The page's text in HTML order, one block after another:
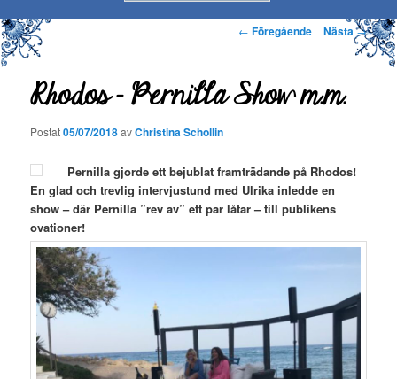
Inläggsnavigering
← Föregående Nästa→
Rhodos – Pernilla Show m.m.
Postat05/07/2018avChristina Schollin
Pernilla gjorde ett bejublat framträdande på Rhodos!
En glad och trevlig intervjustund med Ulrika inledde en
show – där Pernilla ”rev av” ett par låtar – till publikens
ovationer!